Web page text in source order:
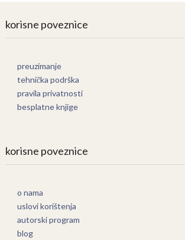
korisne poveznice
preuzimanje
tehnička podrška
pravila privatnosti
besplatne knjige
korisne poveznice
o nama
uslovi korištenja
autorski program
blog